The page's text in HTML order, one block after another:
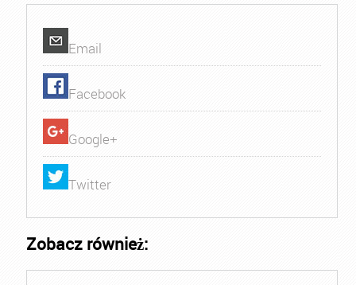
Email
Facebook
Google+
Twitter
Zobacz również: